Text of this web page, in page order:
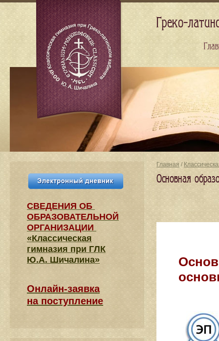
Главная /
Основная
СВЕДЕНИЯ​ ОБ
ОБРАЗОВАТЕЛЬНОЙ
ОРГАНИЗАЦИИ
«Классическая
гимназия при ГЛК
Ю.А. Шичалина»
Онлайн-заявка
на поступление
Греко-